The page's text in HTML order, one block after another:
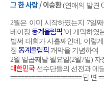
그 한 사람/ 이승환(연애의 발견
2월은 이미 시작하였는지 7일
베이징 동계올림픽"이 개막하였
벌써 대회가 사흘째인데, 이렇
징 동계올림픽 개막을 기념하여
2월 일곱째날 월요일(2월7일) 자
대한민국선수단들의 선전과 메
==================== 답 변